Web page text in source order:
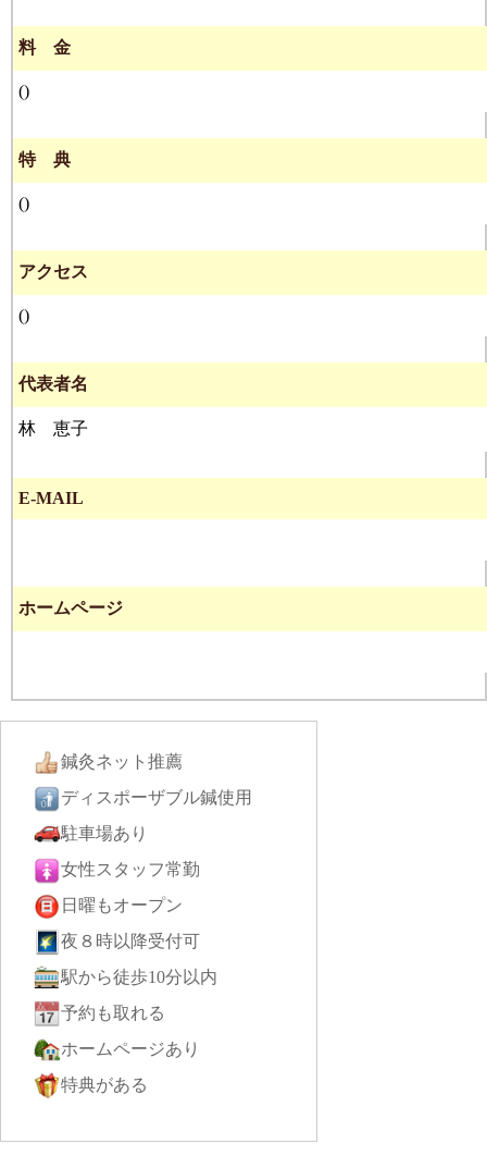
料 金
()
特 典
()
アクセス
()
代表者名
林 恵子
E-MAIL
ホームページ
鍼灸ネット推薦
ディスポーザブル鍼使用
駐車場あり
女性スタッフ常勤
日曜もオープン
夜８時以降受付可
駅から徒歩10分以内
予約も取れる
ホームページあり
特典がある